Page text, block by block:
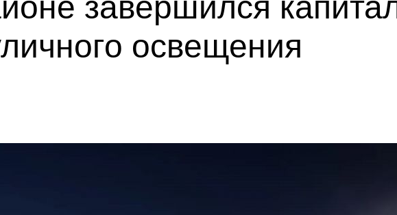
освещения